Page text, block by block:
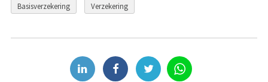
Basisverzekering Verzekering